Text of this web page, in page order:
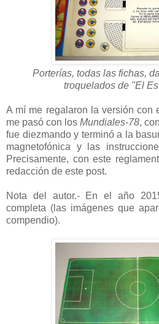
Porterías, todas las fichas,
troquelados de "El
A mí me regalaron la versión con
me pasó con los Mundiales-78, con
fue diezmando y terminó a la
magnetofónica y las
Precisamente, con este
redacción de este post.
Nota del autor.- En el año
completa (las imágenes que
compendio).